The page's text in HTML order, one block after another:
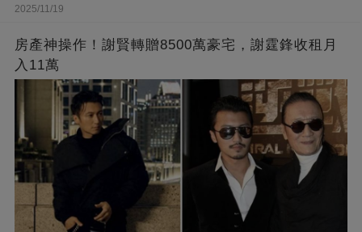
2025/11/19
房產神操作！謝賢轉贈8500萬豪宅，謝霆鋒收租月
入11萬